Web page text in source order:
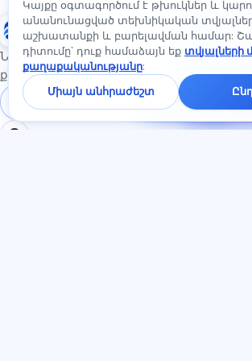
Exalify
Նախապատրաստում միջազգային
քննություններին
Մուտք գործել
Գրանցում
Հարցրեք
սկսելու
մեկ րոպեի
ընթացքում։
Կայքը օգտագործում է թխուկներ և
անանունացված տեխնիկական
աշխատանքի և բարելավման համար:
դիտումը՝ դուք համաձայն եք տվյալների
քաղաքականությանը:
Միայն անհրաժեշտ